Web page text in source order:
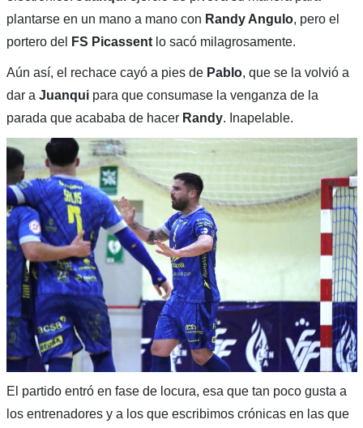
plantarse en un mano a mano con Randy Angulo, pero el
portero del
FS Picassentlo sacó milagrosamente.
Aún así, el rechace cayó a pies de Pablo, que se la volvió a
dar a Juanquipara que consumase la venganza de la
parada que acababa de hacer Randy. Inapelable.
El partido entró en fase de locura, esa que tan poco gusta a
los entrenadores y a los que escribimos crónicas en las que